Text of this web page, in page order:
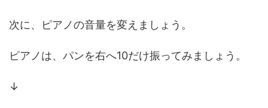
次に、ピアノの音量を変えましょう。
ピアノは、パンを右へ10だけ振ってみましょう。
↓